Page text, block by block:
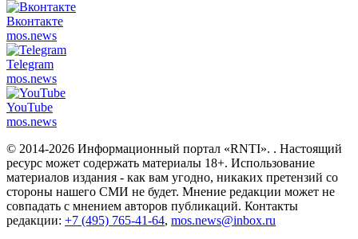
Вконтакте
mos.news
Telegram
mos.news
YouTube
mos.news
© 2014-2026 Информационный портал «RNTI». . Настоящий
ресурс может содержать материалы 18+. Использование
материалов издания - как вам угодно, никаких претензий со
стороны нашего СМИ не будет. Мнение редакции может не
совпадать с мнением авторов публикаций. Контакты
редакции: +7 (495) 765-41-64, mos.news@inbox.ru